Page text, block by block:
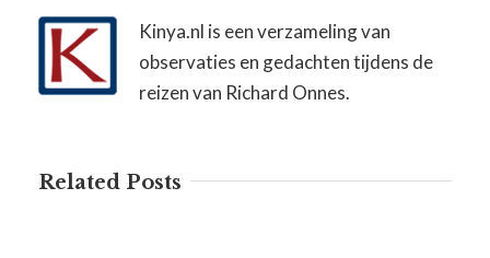
Kinya.nl is een verzameling van
observaties en gedachten tijdens de
reizen van Richard Onnes.
Related Posts